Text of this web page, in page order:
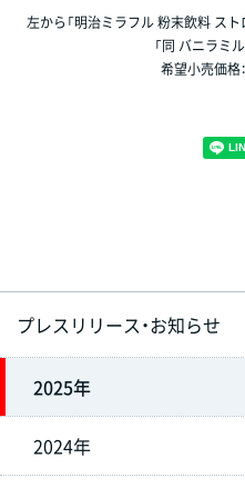
左から「明治ミラフル 粉末飲料 スト
「同 バニラミ
希望小売価格
プレスリリース・お知らせ
2025年
2024年